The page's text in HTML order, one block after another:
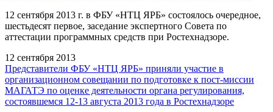
12 сентября 2013 г. в ФБУ «НТЦ ЯРБ» состоялось очередное,
шестьдесят первое, заседание экспертного Совета по
аттестации программных средств при Ростехнадзоре.
12 сентября 2013
Представители ФБУ «НТЦ ЯРБ» приняли участие в
организационном совещании по подготовке к пост-миссии
МАГАТЭ по оценке деятельности органа регулирования,
состоявшемся 12-13 августа 2013 года в Ростехнадзоре